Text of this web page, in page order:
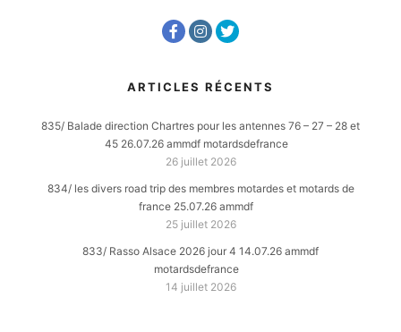
ARTICLES RÉCENTS
835/ Balade direction Chartres pour les antennes 76 – 27 – 28 et
45 26.07.26 ammdf motardsdefrance
26 juillet 2026
834/ les divers road trip des membres motardes et motards de
france 25.07.26 ammdf
25 juillet 2026
833/ Rasso Alsace 2026 jour 4 14.07.26 ammdf
motardsdefrance
14 juillet 2026